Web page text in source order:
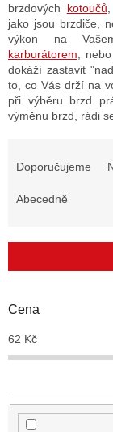
brzdových kotoučů
jako jsou brzdiče,
výkon na
karburátorem ,
dokáží zastavit
to, co Vás drží na
při výběru brzd
výměnu brzd, rádi
r
d
k
t
Doporučujeme
Abecedně
Cena
62 Kč